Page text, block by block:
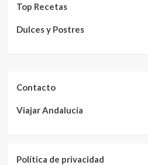
Top Recetas
Dulces y Postres
Contacto
Viajar Andalucía
Política de privacidad